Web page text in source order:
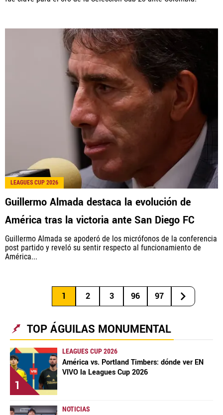
LEAGUES CUP 2026
Guillermo Almada destaca la evolución de
América tras la victoria ante San Diego FC
Guillermo Almada se apoderó de los micrófonos de la conferencia
post partido y reveló su sentir respecto al funcionamiento de
América...
1 2 3 96 97
TOP ÁGUILAS MONUMENTAL
1
LEAGUES CUP 2026
América vs. Portland Timbers: dónde ver EN
VIVO la Leagues Cup 2026
NOTICIAS